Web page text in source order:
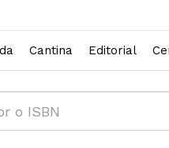
Cantina Editorial